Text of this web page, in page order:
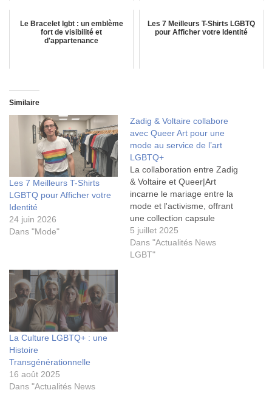
Le Bracelet lgbt : un emblème
fort de visibilité et
d'appartenance
Les 7 Meilleurs T-Shirts LGBTQ
pour Afficher votre Identité
Similaire
Les 7 Meilleurs T-Shirts
LGBTQ pour Afficher votre
Identité
24 juin 2026
Dans "Mode"
Zadig & Voltaire collabore
avec Queer Art pour une
mode au service de l’art
LGBTQ+
La collaboration entre Zadig
& Voltaire et Queer|Art
incarne le mariage entre la
mode et l'activisme, offrant
une collection capsule
inclusive et artistique. La
maison française s'engage
à reverser 10 % des
5 juillet 2025
Dans "Actualités News
LGBT"
La Culture LGBTQ+ : une
Histoire
Transgénérationnelle
16 août 2025
Dans "Actualités News